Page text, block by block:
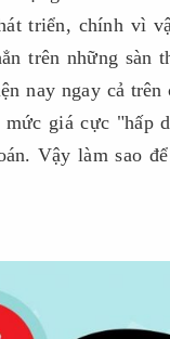
triển, chính vì
trên những
nay ngay cả
giá cực "hấp
Vậy làm sao